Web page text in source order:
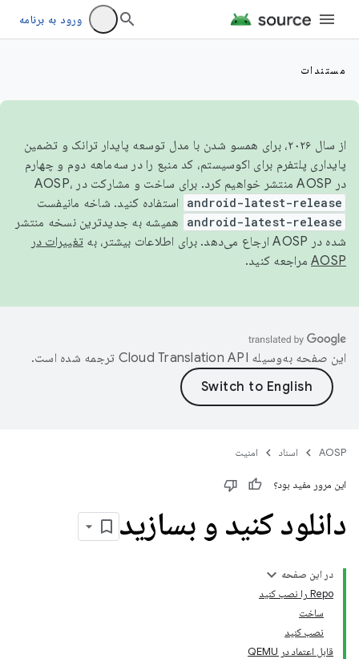
ورود به برنامه
مستندات
از سال ۲۰۲۶، برای همسو شدن با مدل توسعه پایدار ترانک و تضمین
پایداری پلتفرم برای اکوسیستم، کد منبع را در سه‌ماهه دوم و چهارم
در AOSP منتشر خواهیم کرد. برای ساخت و مشارکت در AOSP،
android-latest-release استفاده کنید. شاخه مانیفست
android-latest-release
همیشه به جدیدترین نسخه منتشر
شده در AOSP ارجاع می‌دهد. برای اطلاعات بیشتر، به
تغییرات در
AOSP مراجعه کنید.
این صفحه به‌وسیله ترجمه شده است.
AOSP اسناد امنیت
این مرور مفید بود؟
دانلود کنید و بسازید
در این صفحه
Repo را نصب کنید
ساخت
نصب کنید
قابل اعتماد در QEMU